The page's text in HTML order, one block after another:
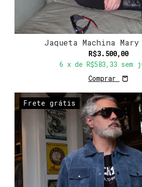
Jaqueta Machina Mary
R$3.500,00
6 x de R$583,33 sem
Comprar
Frete grátis